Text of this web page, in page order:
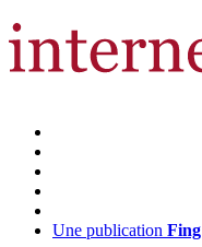
Une publication Fing